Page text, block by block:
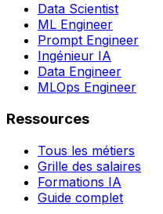
Data Scientist
ML Engineer
Prompt Engineer
Ingénieur IA
Data Engineer
MLOps Engineer
Ressources
Tous les métiers
Grille des salaires
Formations IA
Guide complet